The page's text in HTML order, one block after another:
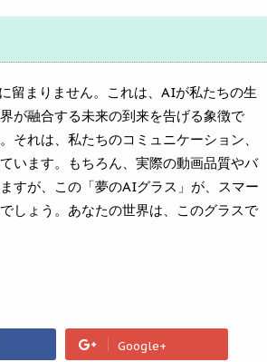
留まりません。これは、AIが私たちの生
が融合する未来の到来を告げる象徴で
それは、私たちのコミュニケーション、
います。もちろん、実際の動画品質やバ
すが、この「夢のAIグラス」が、スマー
しょう。あなたの世界は、このグラスで
Google+